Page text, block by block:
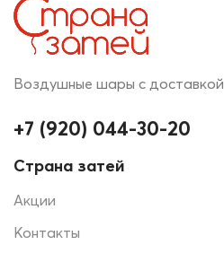
Воздушные шары с доставкой
+7 (920) 044-30-20
Страна затей
Акции
Контакты